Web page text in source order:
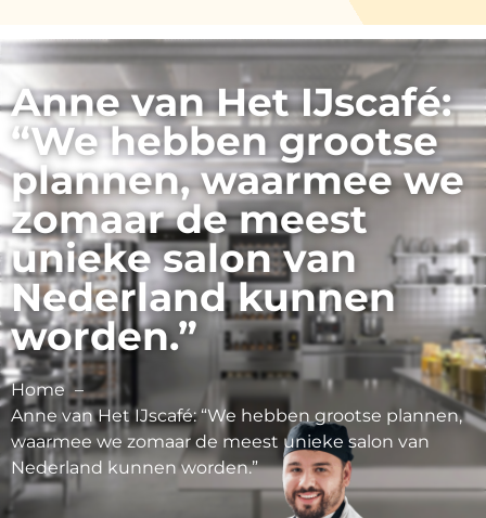
Anne van Het IJscafé:
“We hebben grootse
plannen, waarmee we
zomaar de meest
unieke salon van
Nederland kunnen
worden.”
Home
Anne van Het IJscafé: “We hebben grootse plannen,
waarmee we zomaar de meest unieke salon van
Nederland kunnen worden.”